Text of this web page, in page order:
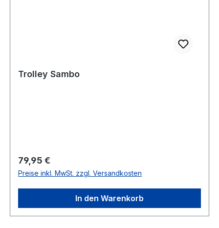
Trolley Sambo
Regulärer Preis:
79,95 €
Preise inkl. MwSt. zzgl. Versandkosten
In den Warenkorb